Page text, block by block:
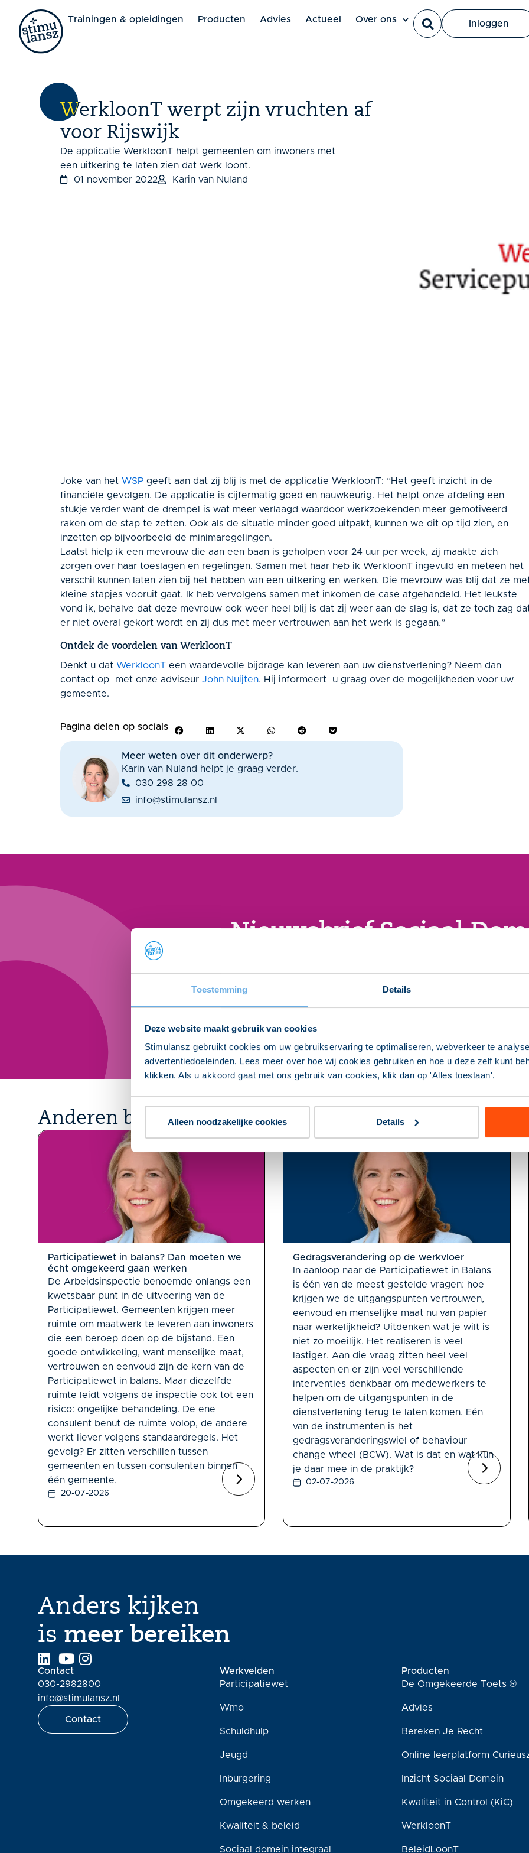
Toestemming Details
Deze website maakt gebruik van cookies
Stimulansz gebruikt cookies om uw gebruikservaring te optimaliseren, webverkeer te
advertentiedoeleinden. Lees meer over hoe wij cookies gebruiken en hoe u deze zelf kunt
klikken. Als u akkoord gaat met ons gebruik van cookies, klik dan op 'Alles toestaan'.
Alleen noodzakelijke cookies Details
Trainingen & opleidingen Producten Advies Actueel Over ons Inloggen
WerkloonT werpt zijn vruchten af
voor Rijswijk
De applicatie WerkloonT helpt gemeenten om inwoners met
een uitkering te laten zien dat werk loont.
01 november 2022
Karin van Nuland
Joke van het WSP geeft aan dat zij blij is met de applicatie WerkloonT: “Het geeft inzicht in de
financiële gevolgen. De applicatie is cijfermatig goed en nauwkeurig. Het helpt onze afdeling een
stukje verder want de drempel is wat meer verlaagd waardoor werkzoekenden meer gemotiveerd
raken om de stap te zetten. Ook als de situatie minder goed uitpakt, kunnen we dit op tijd zien, en
inzetten op bijvoorbeeld de minimaregelingen.
Laatst hielp ik een mevrouw die aan een baan is geholpen voor 24 uur per week, zij maakte zich
zorgen over haar toeslagen en regelingen. Samen met haar heb ik WerkloonT ingevuld en meteen het
verschil kunnen laten zien bij het hebben van een uitkering en werken. Die mevrouw was blij dat ze
kleine stapjes vooruit gaat. Ik heb vervolgens samen met inkomen de case afgehandeld. Het leukste
vond ik, behalve dat deze mevrouw ook weer heel blij is dat zij weer aan de slag is, dat ze toch zag
er niet overal gekort wordt en zij dus met meer vertrouwen aan het werk is gegaan.”
Ontdek de voordelen van WerkloonT
Denkt u dat WerkloonT een waardevolle bijdrage kan leveren aan uw dienstverlening? Neem dan
contact op met onze adviseur John Nuijten. Hij informeert u graag over de mogelijkheden voor uw
gemeente.
Pagina delen op socials
Meer weten over dit onderwerp?
Karin van Nuland helpt je graag verder.
030 298 28 00
info@stimulansz.nl
Nieuwsbrief Sociaal
Anderen bekeken ook
Participatiewet in balans? Dan moeten we
écht omgekeerd gaan werken
De Arbeidsinspectie benoemde onlangs een
kwetsbaar punt in de uitvoering van de
Participatiewet. Gemeenten krijgen meer
ruimte om maatwerk te leveren aan inwoners
die een beroep doen op de bijstand. Een
goede ontwikkeling, want menselijke maat,
vertrouwen en eenvoud zijn de kern van de
Participatiewet in balans. Maar diezelfde
ruimte leidt volgens de inspectie ook tot een
risico: ongelijke behandeling. De ene
consulent benut de ruimte volop, de andere
werkt liever volgens standaardregels. Het
gevolg? Er zitten verschillen tussen
gemeenten en tussen consulenten binnen
één gemeente.
20-07-2026
Gedragsverandering op de werkvloer
In aanloop naar de Participatiewet in Balans
is één van de meest gestelde vragen: hoe
krijgen we de uitgangspunten vertrouwen,
eenvoud en menselijke maat nu van papier
naar werkelijkheid? Uitdenken wat je wilt is
niet zo moeilijk. Het realiseren is veel
lastiger. Aan die vraag zitten heel veel
aspecten en er zijn veel verschillende
interventies denkbaar om medewerkers te
helpen om de uitgangspunten in de
dienstverlening terug te laten komen. Eén
van de instrumenten is het
gedragsveranderingswiel of behaviour
change wheel (BCW). Wat is dat en wat kun
je daar mee in de praktijk?
02-07-2026
Anders kijken
is meer bereiken
Contact
030-2982800
info@stimulansz.nl
Contact
Werkvelden
Participatiewet
Wmo
Schuldhulp
Jeugd
Inburgering
Omgekeerd werken
Kwaliteit & beleid
Sociaal domein integraal
Producten
De Omgekeerde Toets ®
Advies
Bereken Je Recht
Online leerplatform
Inzicht Sociaal Domein
Kwaliteit in Control (KiC)
WerkloonT
BeleidLoonT